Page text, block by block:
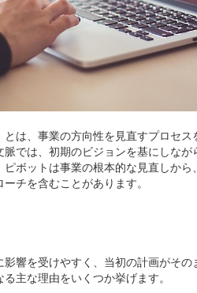
は、事業の方向性を見直すプロセス
脈では、初期のビジョンを基にしな
ボットは事業の根本的な見直しか
チを含むことがあります。
響を受けやすく、当初の計画がそ
主な理由をいくつか挙げます。